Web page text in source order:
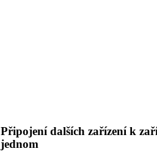
Připojení dalších zařízení k
jednom